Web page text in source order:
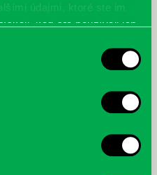
údajmi, ktoré ste im
keď ste používali ich